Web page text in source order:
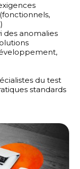
des anomalies
du test
standards